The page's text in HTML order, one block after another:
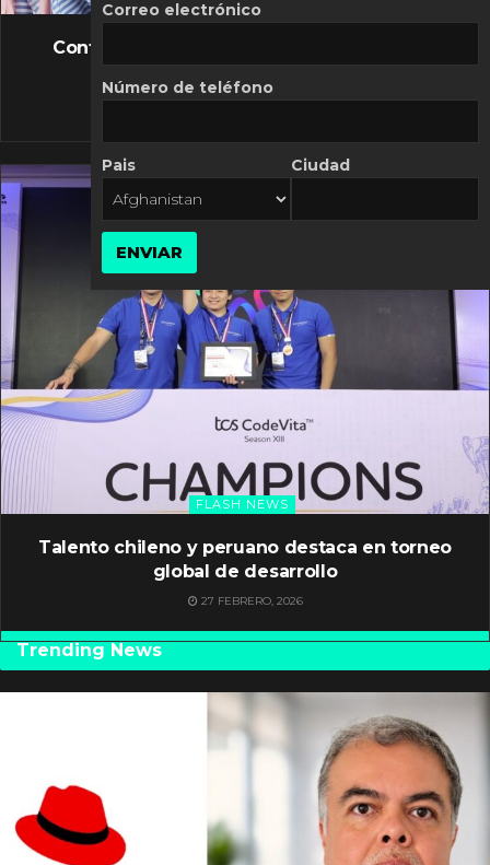
FLASH NEWS
Controversia de Mercado Libre por costos
10 MARZO, 2026
FLASH NEWS
Talento chileno y peruano destaca en torneo
global de desarrollo
27 FEBRERO, 2026
Trending News
Correo electrónico
Número de teléfono
Pais Ciudad
ENVIAR